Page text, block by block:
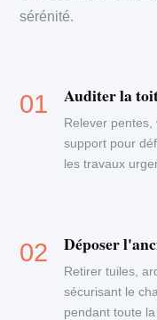
sérénité.
Auditer la
Relever
support pour
les travaux
Déposer
Retirer tuiles,
sécurisant le
pendant toute